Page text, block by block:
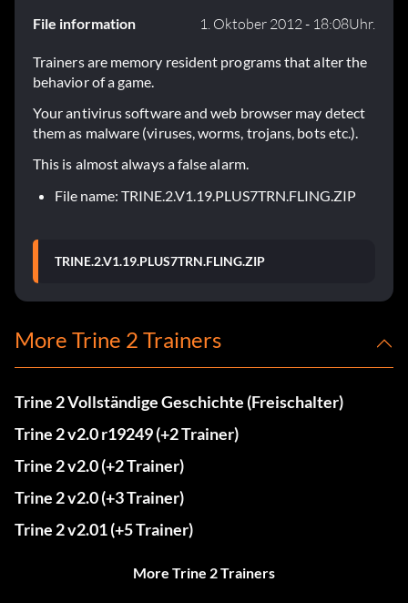
File information 1. Oktober 2012 - 18:08Uhr.
Trainers are memory resident programs that alter the
behavior of a game.
Your antivirus software and web browser may detect
them as malware (viruses, worms, trojans, bots etc.).
This is almost always a false alarm.
File name: TRINE.2.V1.19.PLUS7TRN.FLING.ZIP
TRINE.2.V1.19.PLUS7TRN.FLING.ZIP
More Trine 2 Trainers
Trine 2 Vollständige Geschichte (Freischalter)
Trine 2 v2.0 r19249 (+2 Trainer)
Trine 2 v2.0 (+2 Trainer)
Trine 2 v2.0 (+3 Trainer)
Trine 2 v2.01 (+5 Trainer)
More Trine 2 Trainers